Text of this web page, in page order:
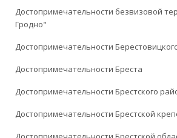
Достопримечательности безвизовой
Гродно"
Достопримечательности
Достопримечательности Бреста
Достопримечательности Брестского
Достопримечательности Брестской